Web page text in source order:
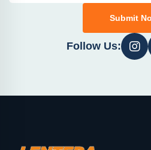
Submit
Follow Us: